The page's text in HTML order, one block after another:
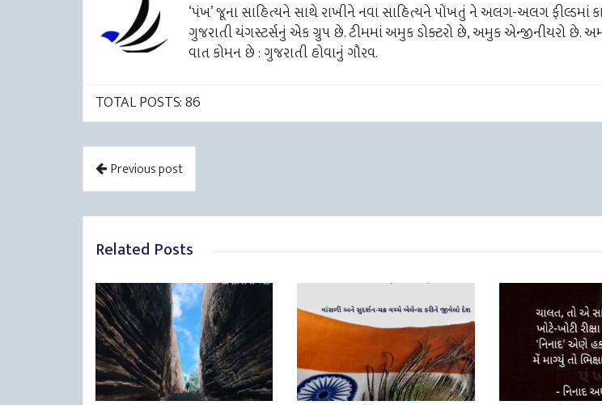
‘પંખ’ જૂના સાહિત્યને સાથે રાખીને નવા સાહિત્યને પોંખતું ને અલગ-અલગ ફીલ્ડમાં
ગુજરાતી યંગસ્ટર્સનું એક ગ્રુપ છે. ટીમમાં અમુક ડોક્ટરો છે, અમુક એન્જીનીયરો છે.
વાત કોમન છે : ગુજરાતી હોવાનું ગૌરવ.
TOTAL POSTS: 86
Previous post
Related Posts